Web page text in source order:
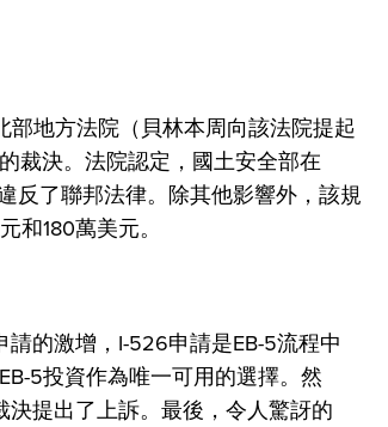
地方法院（貝林本周向該法院提起
裁決。法院認定，國土安全部在
反了聯邦法律。除其他影響外，該規
180萬美元。
的激增，I-526申請是EB-5流程中
5投資作為唯一可用的選擇。然
提出了上訴。最後，令人驚訝的